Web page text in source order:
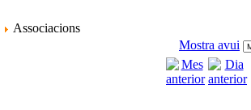
Associacions
Mostra avui